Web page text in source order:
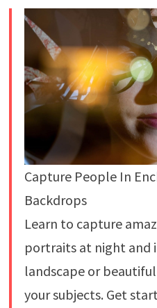
Capture People In
Backdrops
Learn to capture
portraits at night and
landscape or
your subjects. Get